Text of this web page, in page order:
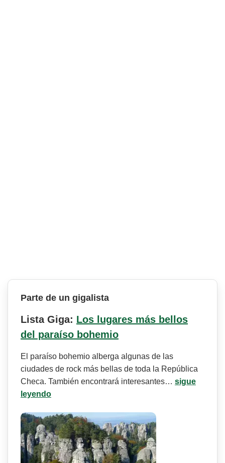
Parte de un gigalista
Lista Giga: Los lugares más bellos
del paraíso bohemio
El paraíso bohemio alberga algunas de las
ciudades de rock más bellas de toda la República
Checa. También encontrará interesantes… sigue
leyendo